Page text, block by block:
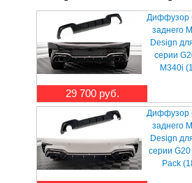
29 700 руб.
Диффузор
заднего
Design
серии
M340i
Диффузор
заднего
Design
серии G20
Pack